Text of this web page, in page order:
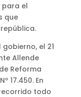
para el
que
el 21
Allende
Reforma
17.450. En
todo